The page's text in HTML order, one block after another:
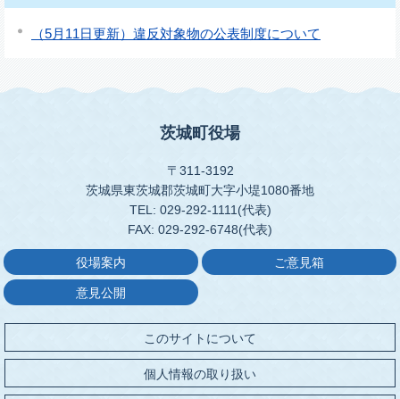
（5月11日更新）違反対象物の公表制度について
茨城町役場
〒311-3192
茨城県東茨城郡茨城町大字小堤1080番地
TEL: 029-292-1111(代表)
FAX: 029-292-6748(代表)
役場案内 ご意見箱
意見公開
このサイトについて
個人情報の取り扱い